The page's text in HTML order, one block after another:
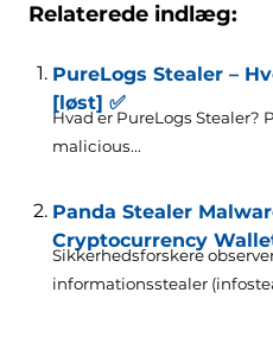
Relaterede indlæg:
PureLogs Stealer –
[løst] ✅
Hvad er PureLogs Stealer?
malicious...
Panda Stealer
Cryptocurrency
Sikkerhedsforskere
informationsstealer